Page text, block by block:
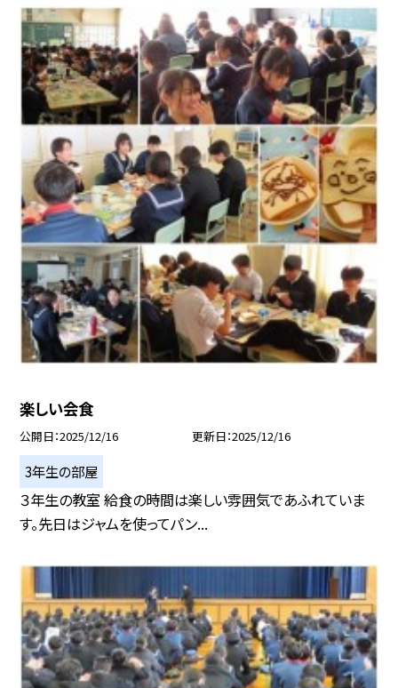
楽しい会食
公開日 2025/12/16 更新日 2025/12/16
3年生の部屋
３年生の教室 給食の時間は楽しい雰囲気であふれていま
す。先日はジャムを使ってパン...